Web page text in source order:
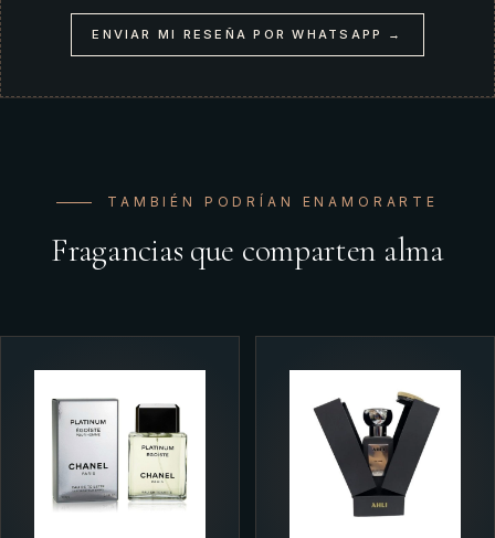
ENVIAR MI RESEÑA POR WHATSAPP →
TAMBIÉN PODRÍAN ENAMORARTE
Fragancias que comparten alma